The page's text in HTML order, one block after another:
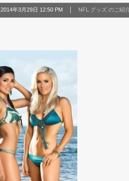
2014年3月29日 12:50 PM NFL グッズ のご紹